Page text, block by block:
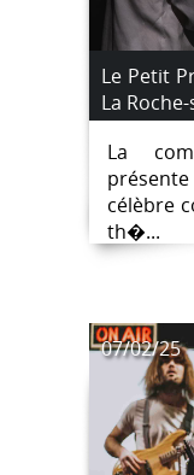
Le Petit
La
La
célèbre
th�...
07/02/25